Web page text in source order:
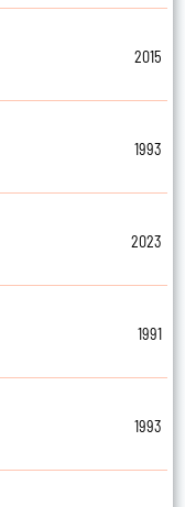
2015
1993
2023
1991
1993